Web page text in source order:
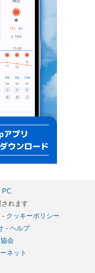
PC
れます
- クッキーポリシー
- ヘルプ
会
ネット